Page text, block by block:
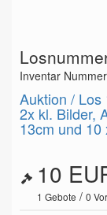
Inventar
Auktion / Los
2x kl. Bilder,
13cm und 10
10
1 Gebote / 0